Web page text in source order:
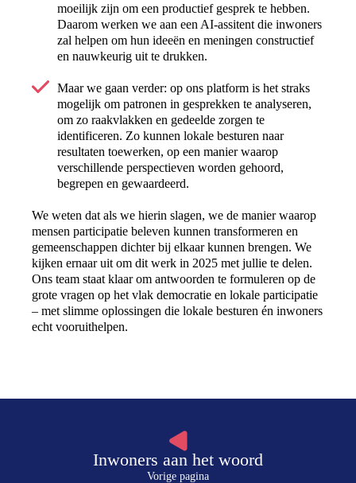
moeilijk zijn om een productief gesprek te hebben.
Daarom werken we aan een AI-assitent die inwoners
zal helpen om hun ideeën en meningen constructief
en nauwkeurig uit te drukken.
Maar we gaan verder: op ons platform is het straks
mogelijk om patronen in gesprekken te analyseren,
om zo raakvlakken en gedeelde zorgen te
identificeren. Zo kunnen lokale besturen naar
resultaten toewerken, op een manier waarop
verschillende perspectieven worden gehoord,
begrepen en gewaardeerd.
We weten dat als we hierin slagen, we de manier waarop
mensen participatie beleven kunnen transformeren en
gemeenschappen dichter bij elkaar kunnen brengen. We
kijken ernaar uit om dit werk in 2025 met jullie te delen.
Ons team staat klaar om antwoorden te formuleren op de
grote vragen op het vlak democratie en lokale participatie
– met slimme oplossingen die lokale besturen én inwoners
echt vooruithelpen.
Inwoners aan het woord
Vorige pagina